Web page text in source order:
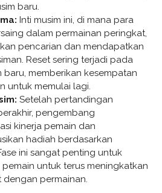
baru.
Inti musim ini, di mana para
dalam permainan peringkat,
pencarian dan mendapatkan
Reset sering terjadi pada
baru, memberikan kesempatan
untuk memulai lagi.
Setelah pertandingan
pengembang
kinerja pemain dan
hadiah berdasarkan
ini sangat penting untuk
pemain untuk terus meningkatkan
dengan permainan.